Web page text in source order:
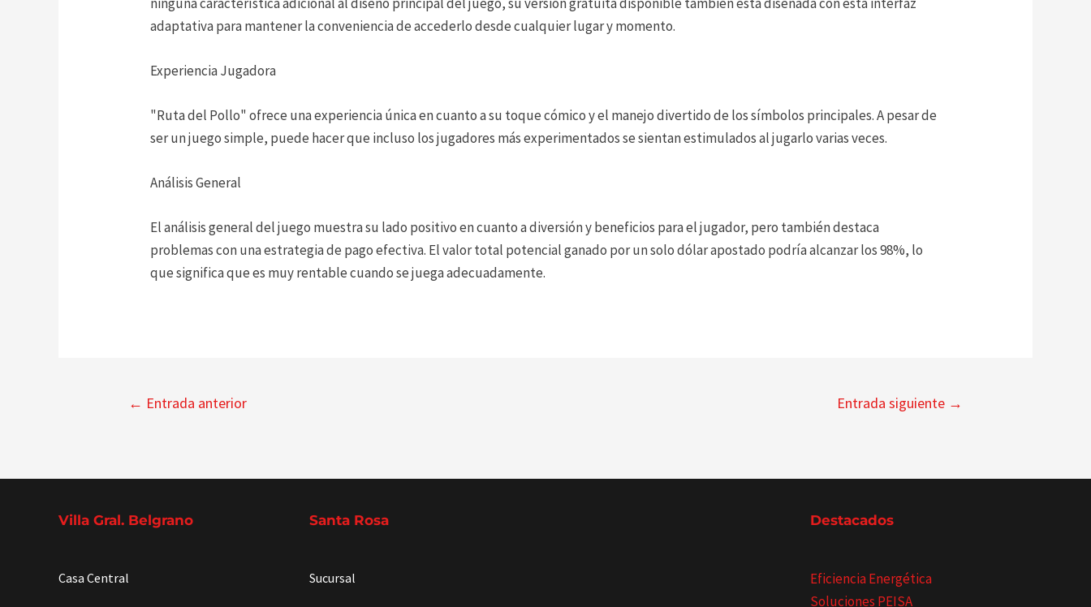
adaptativa para mantener la conveniencia de accederlo desde cualquier lugar y momento.
Experiencia Jugadora
"Ruta del Pollo" ofrece una experiencia única en cuanto a su toque cómico y el manejo divertido de los símbolos principales. A pesar de
ser un juego simple, puede hacer que incluso los jugadores más experimentados se sientan estimulados al jugarlo varias veces.
Análisis General
El análisis general del juego muestra su lado positivo en cuanto a diversión y beneficios para el jugador, pero también destaca
problemas con una estrategia de pago efectiva. El valor total potencial ganado por un solo dólar apostado podría alcanzar los 98%, lo
que significa que es muy rentable cuando se juega adecuadamente.
Navegación
← Entrada anterior Entrada siguiente →
Villa Gral. Belgrano
Casa Central
Santa Rosa
Sucursal
Destacados
Eficiencia Energética
Soluciones PEISA